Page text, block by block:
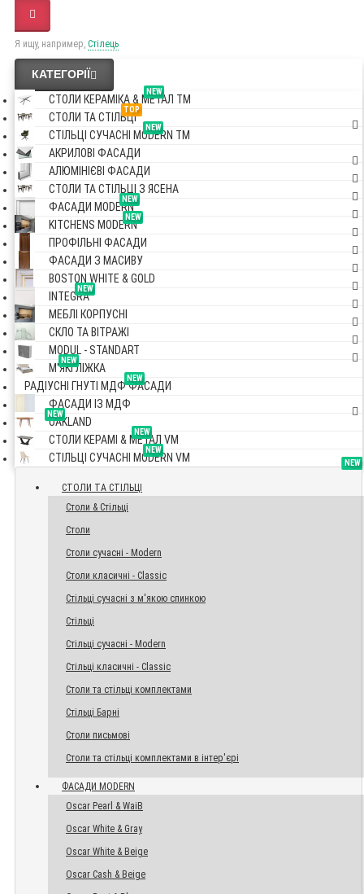
Я ищу, например, Стілець
КАТЕГОРІЇ
NEW
СТОЛИ КЕРАМІКА & МЕТАЛ TM
TOP
СТОЛИ ТА СТІЛЬЦІ
NEW
СТІЛЬЦІ СУЧАСНІ MODERN TM
АКРИЛОВІ ФАСАДИ
АЛЮМІНІЄВІ ФАСАДИ
СТОЛИ ТА СТІЛЬЦІ З ЯСЕНА
NEW
ФАСАДИ MODERN
NEW
KITCHENS MODERN
ПРОФІЛЬНІ ФАСАДИ
ФАСАДИ З МАСИВУ
BOSTON WHITE & GOLD
NEW
INTEGRA
МЕБЛІ КОРПУСНІ
СКЛО ТА ВІТРАЖІ
MODUL - STANDART
NEW
М'ЯКІ ЛІЖКА
NEW
РАДІУСНІ ГНУТІ МДФ ФАСАДИ
ФАСАДИ ІЗ МДФ
NEW
OAKLAND
NEW
СТОЛИ КЕРАМІ & МЕТАЛ VM
NEW
СТІЛЬЦІ СУЧАСНІ MODERN VM TOP
СТОЛИ ТА СТІЛЬЦІ
Столи & Стільці
Столи
Столи сучасні - Modern
Столи класичні - Classic
Стільці сучасні з м'якою спинкою
Стільці
Стільці сучасні - Modern
Стільці класичні - Classic
Столи та стільці комплектами
Стільці Барні
Столи письмові
Столи та стільці комплектами в інтер'єрі
NEW
ФАСАДИ MODERN
Oscar Pearl & WaiB
Oscar White & Gray
Oscar White & Beige
Oscar Cash & Beige
NEW
NEW